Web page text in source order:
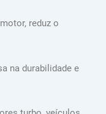
reduz o
na durabilidade e